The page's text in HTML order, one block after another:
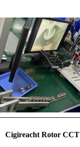
Cigireacht Rotor CCT